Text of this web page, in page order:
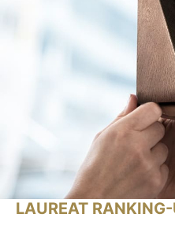
LAUREAT